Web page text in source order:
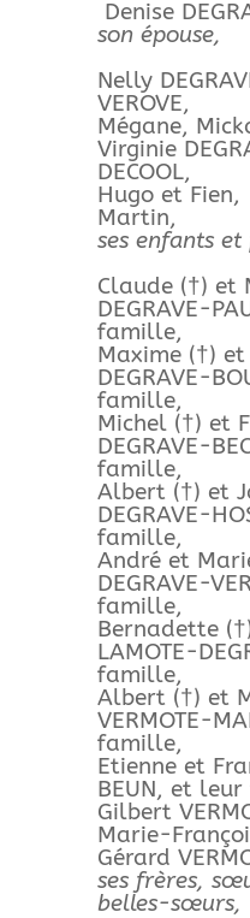
Denise
son épouse,
Nelly
VEROVE,
Mégane,
Virginie
DECOOL,
Hugo et Fien,
Martin,
ses enfants
Claude (†) et
DEGRAVE-
famille,
Maxime (†) et
DEGRAVE-
famille,
Michel (†) et
DEGRAVE-
famille,
Albert (†) et
DEGRAVE-
famille,
André et
DEGRAVE-
famille,
Bernadette
LAMOTE-
famille,
Albert (†) et
VERMOTE-
famille,
Etienne et
BEUN, et
Gilbert
Marie-
Gérard
ses frères,
belles-sœurs,